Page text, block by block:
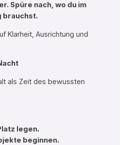
Spüre nach, wo du im
brauchst.
Klarheit, Ausrichtung und
als Zeit des bewussten
legen.
beginnen.